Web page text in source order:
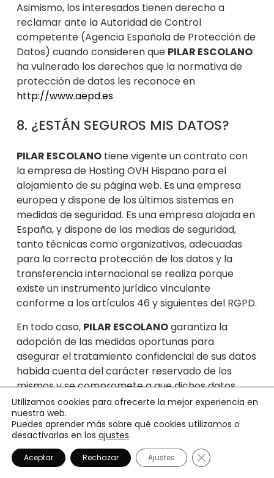
Asimismo, los interesados tienen derecho a
reclamar ante la Autoridad de Control
competente (Agencia Española de Protección de
Datos) cuando consideren que PILAR ESCOLANO
ha vulnerado los derechos que la normativa de
protección de datos les reconoce en
http://www.aepd.es
8. ¿ESTÁN SEGUROS MIS DATOS?
PILAR ESCOLANOtiene vigente un contrato con
la empresa de Hosting OVH Hispano para el
alojamiento de su página web. Es una empresa
europea y dispone de los últimos sistemas en
medidas de seguridad. Es una empresa alojada en
España, y dispone de las medias de seguridad,
tanto técnicas como organizativas, adecuadas
para la correcta protección de los datos y la
transferencia internacional se realiza porque
existe un instrumento jurídico vinculante
conforme a los artículos 46 y siguientes del RGPD.
En todo caso, PILAR ESCOLANOgarantiza la
adopción de las medidas oportunas para
asegurar el tratamiento confidencial de sus datos
habida cuenta del carácter reservado de los
mismos y se compromete aque dichos datos
permanezcan secretos, tratándolos con la
máxima reserva, y declara tener implantadas en
su sistema de información, las políticas de
seguridad correspondientes al tipo de datos
manejados conforme a lo dispuesto en el
Utilizamos cookies para ofrecerte la mejor experiencia en
nuestra web.
Puedes aprender más sobre qué cookies utilizamos o
desactivarlas en los ajustes.
Aceptar Rechazar Ajustes Cerrar el banner